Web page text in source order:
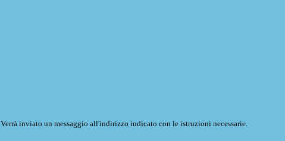
Verrà inviato un messaggio all'indirizzo indicato con le istruzioni necessarie.